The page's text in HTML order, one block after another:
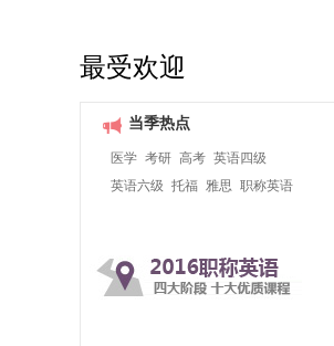
最受欢迎
当季热点
医学 考研 高考 英语四级
英语六级 托福 雅思 职称英语